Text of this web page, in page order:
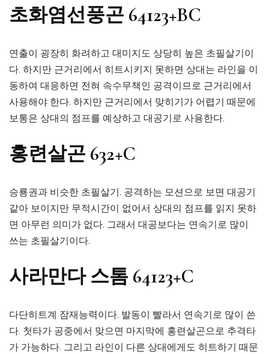
초화염선풍곤 64123+BC
연출이 굉장히 화려하고 대미지도 상당히 높은 초필살기이
다. 하지만 근거리에서 히트시키지 못하면 상대는 라인을 이
동하여 대응하면 전혀 속수무책인 공격이므로 근거리에서
사용해야 한다. 하지만 근거리에서 맞히기가 어렵기 때문에
보통은 상대의 점프를 예상하고 대공기로 사용한다.
홍련살곤 632+C
승룡권과 비슷한 초필살기. 공격하는 모션으로 보면 대공기
같아 보이지만 무적시간이 없어서 상대의 점프를 읽지 못하
면 아무런 의미가 없다. 그래서 대공보다는 연속기로 많이
쓰는 초필살기이다.
사라만다 스톰 64123+C
다단히트계 잠재능력이다. 발동이 빨라서 연속기로 많이 쓴
다. 첫타가 공중에서 맞으면 마지막에 홍련살곤으로 추격타
가 가능하다. 그리고 라인이 다른 상대에게도 히트하기 때문